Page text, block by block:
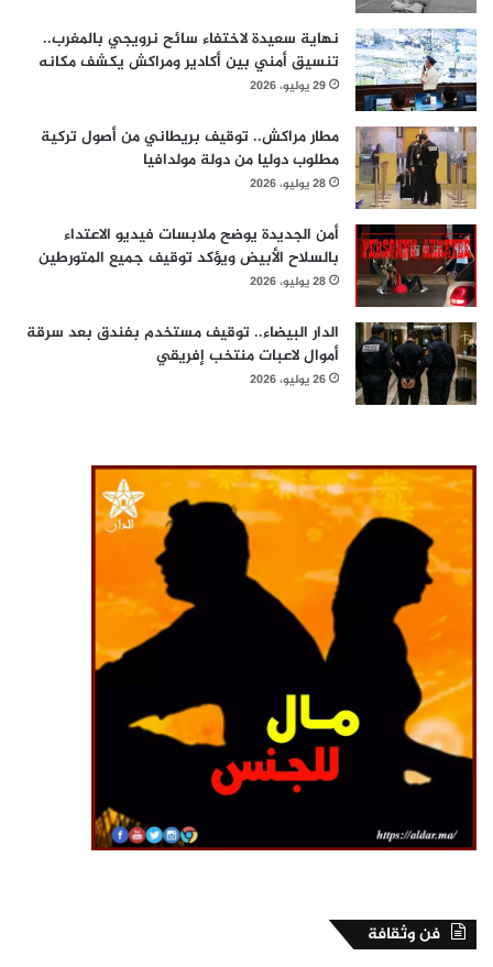
نهاية سعيدة لاختفاء سائح نرويجي بالمغرب..
تنسيق أمني بين أكادير ومراكش يكشف مكانه
29 يوليو، 2026
مطار مراكش.. توقيف بريطاني من أصول تركية
مطلوب دوليا من دولة مولدافيا
28 يوليو، 2026
أمن الجديدة يوضح ملابسات فيديو الاعتداء
بالسلاح الأبيض ويؤكد توقيف جميع المتورطين
28 يوليو، 2026
الدار البيضاء.. توقيف مستخدم بفندق بعد سرقة
أموال لاعبات منتخب إفريقي
26 يوليو، 2026
فن وثقافة